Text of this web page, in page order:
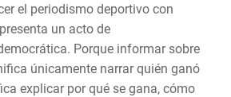
el periodismo deportivo con
un acto de
Porque informar sobre
únicamente narrar quién ganó
explicar por qué se gana, cómo